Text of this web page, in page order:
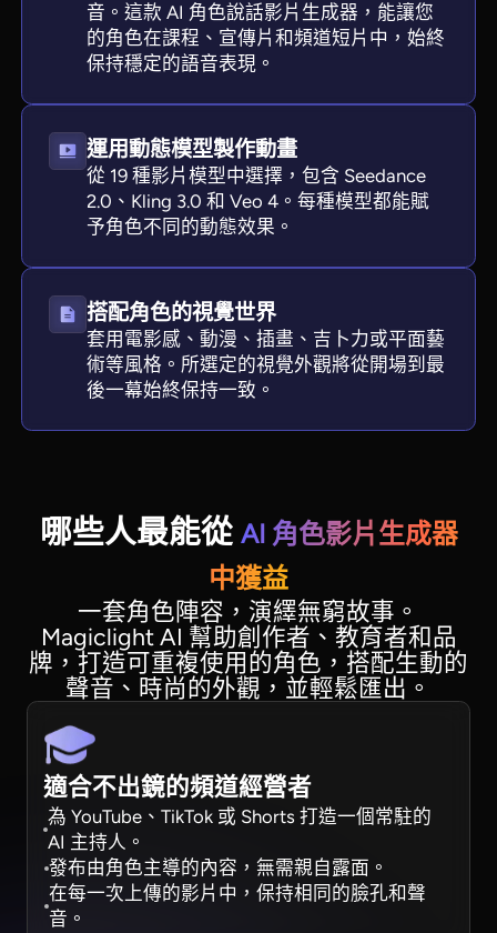
音。這款 AI 角色說話影片生成器，能讓您
的角色在課程、宣傳片和頻道短片中，始終
保持穩定的語音表現。
運用動態模型製作動畫
從 19 種影片模型中選擇，包含 Seedance
2.0、Kling 3.0 和 Veo 4。每種模型都能賦
予角色不同的動態效果。
搭配角色的視覺世界
套用電影感、動漫、插畫、吉卜力或平面藝
術等風格。所選定的視覺外觀將從開場到最
後一幕始終保持一致。
哪些人最能從 AI 角色影片生成器
中獲益
一套角色陣容，演繹無窮故事。
Magiclight AI 幫助創作者、教育者和品
牌，打造可重複使用的角色，搭配生動的
聲音、時尚的外觀，並輕鬆匯出。
適合不出鏡的頻道經營者
為 YouTube、TikTok 或 Shorts 打造一個常駐的
AI 主持人。
發布由角色主導的內容，無需親自露面。
在每一次上傳的影片中，保持相同的臉孔和聲
音。